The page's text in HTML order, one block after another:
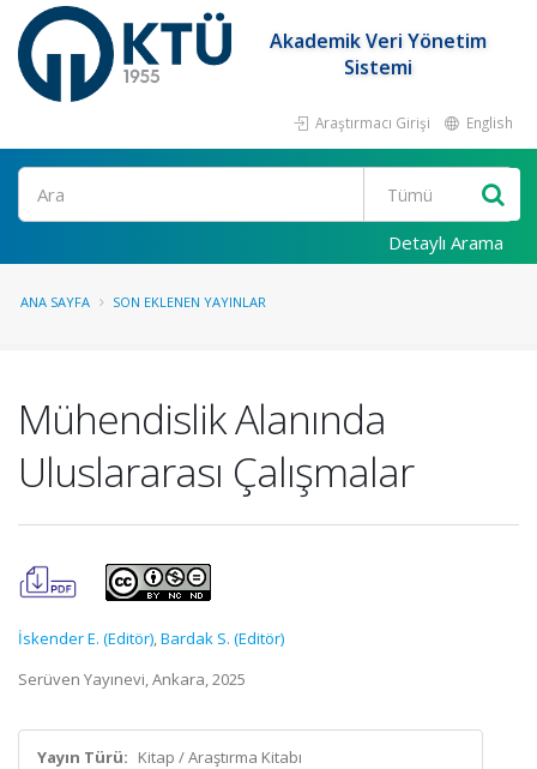
Akademik Veri Yönetim
Sistemi
Araştırmacı Girişi English
Ara
Detaylı Arama
ANA SAYFA SON EKLENEN YAYINLAR
Mühendislik Alanında
Uluslararası Çalışmalar
İskender E. (Editör),Bardak S. (Editör)
Serüven Yayınevi, Ankara, 2025
Yayın Türü: Kitap / Araştırma Kitabı